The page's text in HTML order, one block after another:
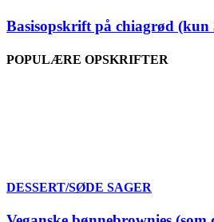
Basisopskrift på chiagrød (kun
POPULÆRE OPSKRIFTER
DESSERT/SØDE SAGER